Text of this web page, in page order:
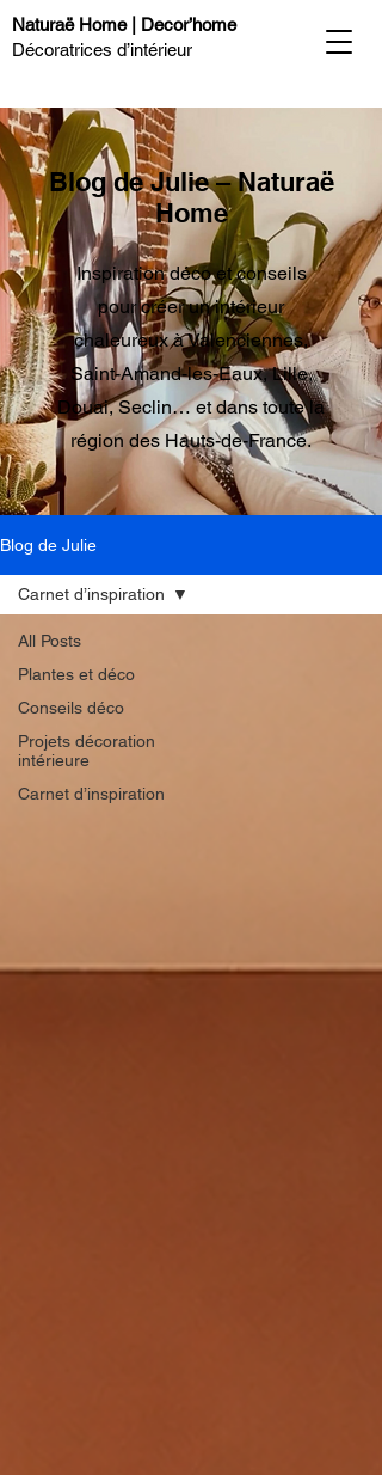
Naturaë Home | Decor’home
Décoratrices d’intérieur
Blog de Julie – Naturaë
Home
Inspiration déco et conseils
pour créer un intérieur
chaleureux à Valenciennes,
Saint-Amand-les-Eaux, Lille,
Douai, Seclin… et dans toute la
région des Hauts-de-France.
Blog de Julie
All Posts
Plantes et déco
Conseils déco
Projets décoration
intérieure
Carnet d’inspiration
Carnet d’inspiration